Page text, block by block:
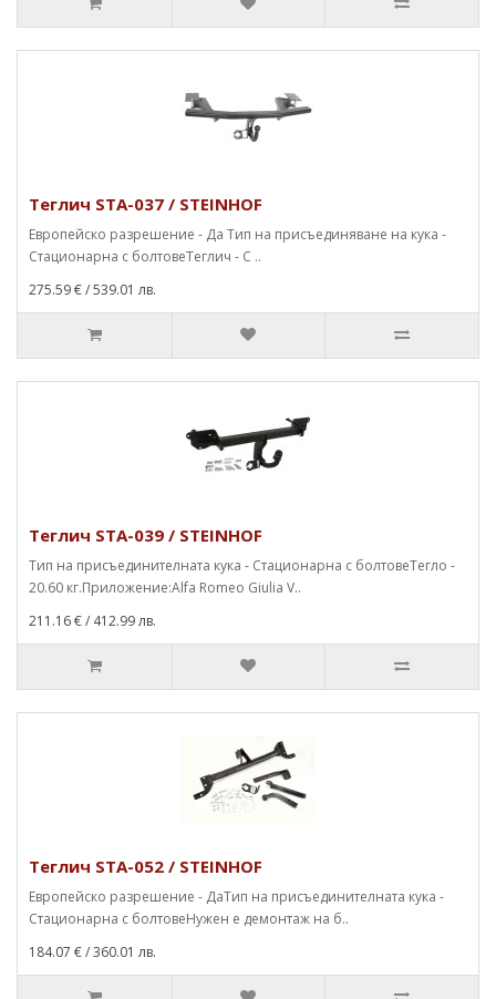
Теглич STA-037 / STEINHOF
Европейско разрешение - Да Тип на присъединяване на кука -
Стационарна с болтовеТеглич - С ..
275.59 €/ 539.01 лв.
Теглич STA-039 / STEINHOF
Тип на присъединителната кука - Стационарна с болтовеТегло -
20.60 кг.Приложение:Alfa Romeo Giulia V..
211.16 €/ 412.99 лв.
Теглич STA-052 / STEINHOF
Европейско разрешение - ДаТип на присъединителната кука -
Стационарна с болтовеНужен е демонтаж на б..
184.07 €/ 360.01 лв.